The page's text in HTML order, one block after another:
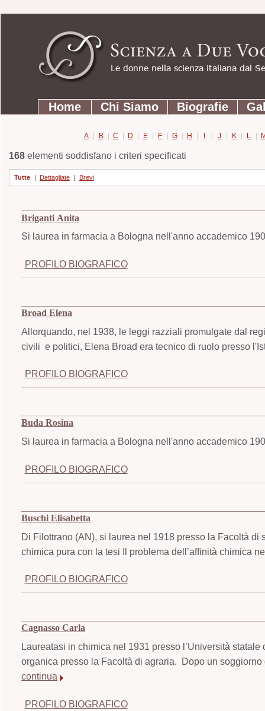
contenuti.
Strumenti
personali
SezioniHome Chi Siamo Biografie
A | B | C | D | E | F | G | H | I | J | K | L |
168elementi soddisfano i criteri specificati
Tutte | Dettagliate | Brevi
Briganti Anita
Si laurea in farmacia a Bologna nell'anno accademico
PROFILO BIOGRAFICO
Broad Elena
Allorquando, nel 1938, le leggi razziali promulgate dal
civili e politici, Elena Broad era tecnico di ruolo presso
PROFILO BIOGRAFICO
Buda Rosina
Si laurea in farmacia a Bologna nell'anno accademico
PROFILO BIOGRAFICO
Buschi Elisabetta
Di Filottrano (AN), si laurea nel 1918 presso la Facoltà
chimica pura con la tesi Il problema dell’affinità chimica
PROFILO BIOGRAFICO
Cagnasso Carla
Laureatasi in chimica nel 1931 presso l’Università
organica presso la Facoltà di agraria. Dopo un
continua
PROFILO BIOGRAFICO